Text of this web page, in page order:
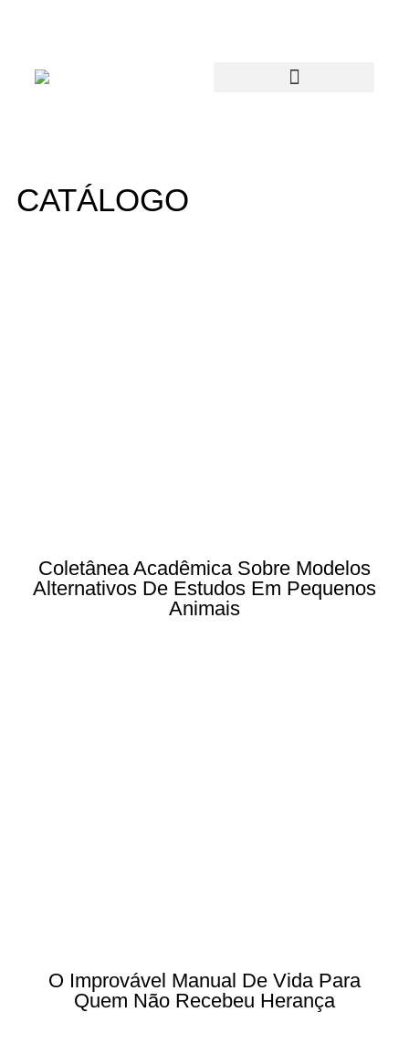
CATÁLOGO
Coletânea Acadêmica Sobre Modelos
Alternativos De Estudos Em Pequenos
Animais
O Improvável Manual De Vida Para
Quem Não Recebeu Herança